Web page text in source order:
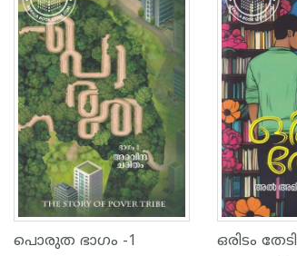
പൊരുത ഭാഗം -1 ഒരിടം തേടി